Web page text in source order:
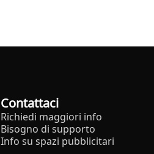
Contattaci
Richiedi maggiori info
Bisogno di supporto
Info su spazi pubblicitari